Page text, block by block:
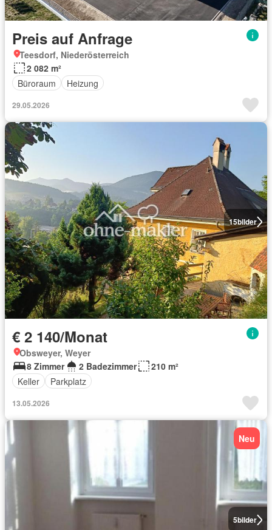
Preis auf Anfrage
Teesdorf, Niederösterreich
2 082 m²
Büroraum
Heizung
29.05.2026
15bilder
€ 2 140/Monat
Obsweyer, Weyer
8 Zimmer
2 Badezimmer
210 m²
Keller
Parkplatz
13.05.2026
5bilder
Neu